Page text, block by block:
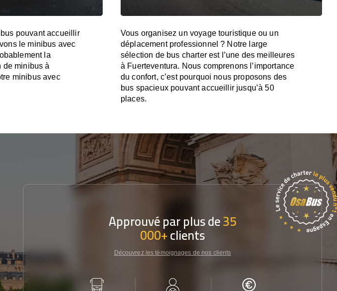
pouvant accueillir
le minibus avec
la
de minibus à
minibus avec
Vous organisez un voyage touristique ou un
déplacement professionnel ? Notre large
sélection de bus charter est l’une des meilleures
à Fuerteventura. Nous comprenons l’importance
du confort, c’est pourquoi nous proposons des
bus spacieux pouvant accueillir jusqu’à 50
places.
Approuvé par plus de35
000+clients
Découvrez les témoignages de nos clients